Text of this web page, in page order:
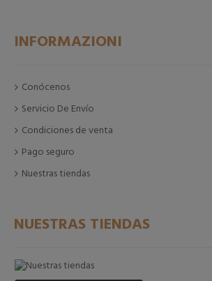
INFORMAZIONI
Conócenos
Servicio De Envío
Condiciones de venta
Pago seguro
Nuestras tiendas
NUESTRAS TIENDAS